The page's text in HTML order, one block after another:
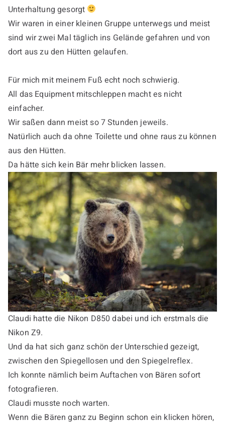
Unterhaltung gesorgt
Wir waren in einer kleinen Gruppe unterwegs und meist
sind wir zwei Mal täglich ins Gelände gefahren und von
dort aus zu den Hütten gelaufen.
Für mich mit meinem Fuß echt noch schwierig.
All das Equipment mitschleppen macht es nicht
einfacher.
Wir saßen dann meist so 7 Stunden jeweils.
Natürlich auch da ohne Toilette und ohne raus zu können
aus den Hütten.
Da hätte sich kein Bär mehr blicken lassen.
Claudi hatte die Nikon D850 dabei und ich erstmals die
Nikon Z9.
Und da hat sich ganz schön der Unterschied gezeigt,
zwischen den Spiegellosen und den Spiegelreflex.
Ich konnte nämlich beim Auftachen von Bären sofort
fotografieren.
Claudi musste noch warten.
Wenn die Bären ganz zu Beginn schon ein klicken hören,